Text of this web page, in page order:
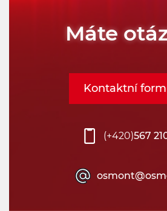
Máte
(+420)567
Kontaktní